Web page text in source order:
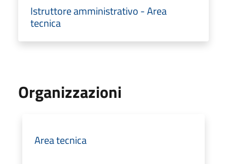
Istruttore amministrativo - Area
tecnica
Organizzazioni
Area tecnica